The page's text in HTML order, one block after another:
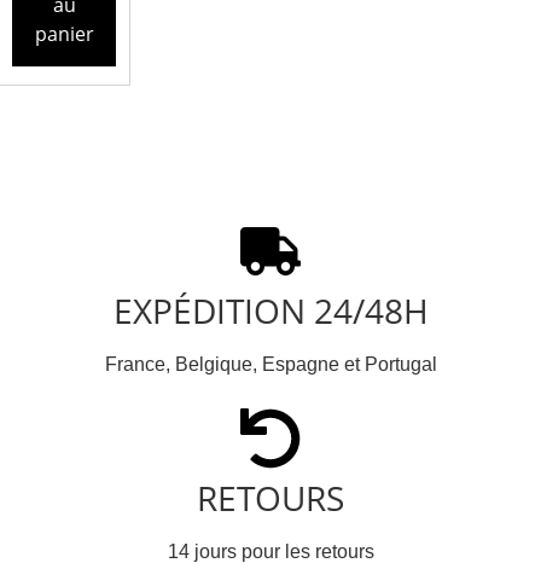
panier
EXPÉDITION 24/48H
France, Belgique, Espagne et Portugal
RETOURS
14 jours pour les retours